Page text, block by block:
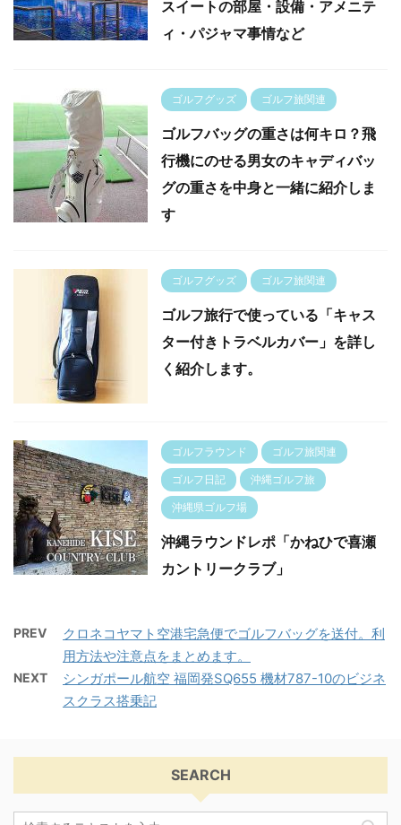
スイートの部屋・設備・アメニテ
ィ・パジャマ事情など
ゴルフグッズ ゴルフ旅関連
ゴルフバッグの重さは何キロ？飛
行機にのせる男女のキャディバッ
グの重さを中身と一緒に紹介しま
す
ゴルフグッズ ゴルフ旅関連
ゴルフ旅行で使っている「キャス
ター付きトラベルカバー」を詳し
く紹介します。
ゴルフラウンド ゴルフ旅関連
ゴルフ日記 沖縄ゴルフ旅
沖縄県ゴルフ場
沖縄ラウンドレポ「かねひで喜瀬
カントリークラブ」
PREV
クロネコヤマト空港宅急便でゴルフバッグを送付。利
用方法や注意点をまとめます。
NEXT
シンガポール航空 福岡発SQ655 機材787-10のビジネ
スクラス搭乗記
SEARCH